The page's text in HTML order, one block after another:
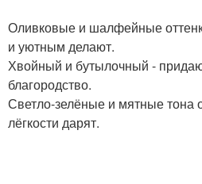
Оливковые и шалфейные
и уютным делают.
Хвойный и бутылочный -
благородство.
Светло-зелёные и мятные тона
лёгкости дарят.